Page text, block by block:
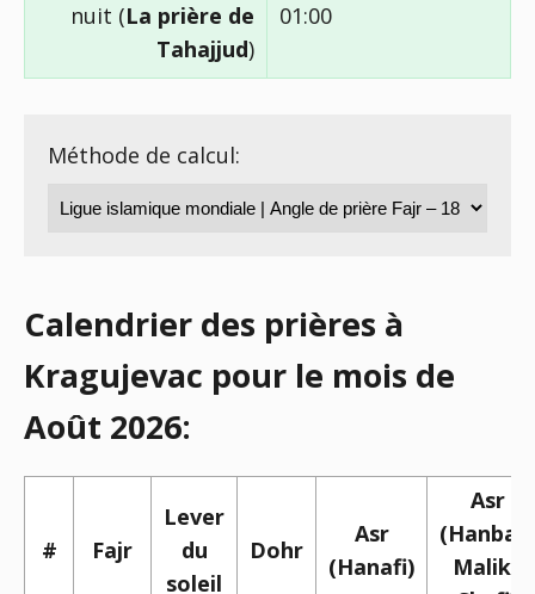
nuit (La prière de
Tahajjud)
01:00
Méthode de calcul:
Calendrier des prières à
Kragujevac pour le mois de
Août 2026:
# Fajr
Lever
du
soleil
Dohr
Asr
(Hanafi)
Asr
(Hanbali,
Maliki,